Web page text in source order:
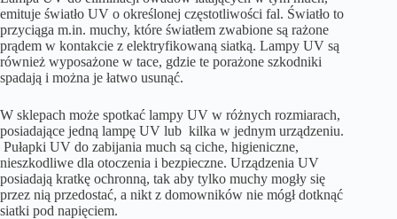
emituje światło UV o określonej częstotliwości fal. Światło to
przyciąga m.in. muchy, które światłem zwabione są rażone
prądem w kontakcie z elektryfikowaną siatką. Lampy UV są
również wyposażone w tace, gdzie te porażone szkodniki
spadają i można je łatwo usunąć.
W sklepach może spotkać lampy UV w różnych rozmiarach,
posiadające jedną lampę UV lub kilka w jednym urządzeniu.
Pułapki UV do zabijania much są ciche, higieniczne,
nieszkodliwe dla otoczenia i bezpieczne. Urządzenia UV
posiadają kratkę ochronną, tak aby tylko muchy mogły się
przez nią przedostać, a nikt z domowników nie mógł dotknąć
siatki pod napięciem.